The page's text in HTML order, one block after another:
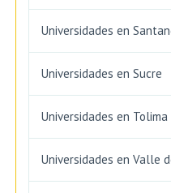
Universidades en
Universidades en Sucre
Universidades en Tolima
Universidades en Valle